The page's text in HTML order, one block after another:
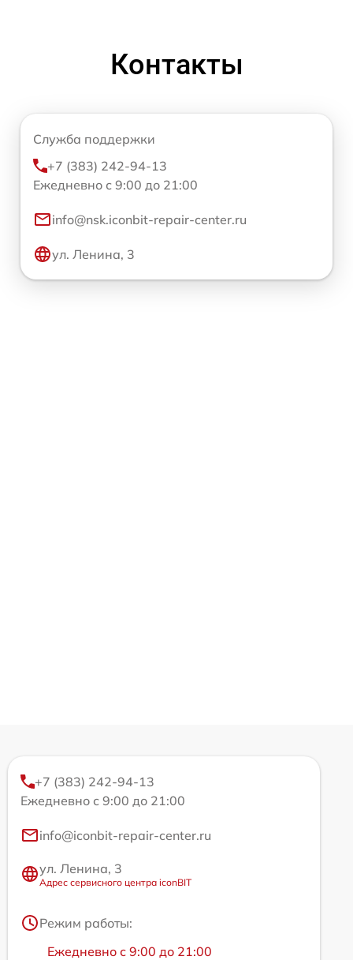
Контакты
Служба поддержки
+7 (383) 242-94-13
Ежедневно с 9:00 до 21:00
info@nsk.iconbit-repair-center.ru
ул. Ленина, 3
+7 (383) 242-94-13
Ежедневно с 9:00 до 21:00
info@iconbit-repair-center.ru
ул. Ленина, 3
Адрес сервисного центра iconBIT
Режим работы:
Ежедневно с 9:00 до 21:00